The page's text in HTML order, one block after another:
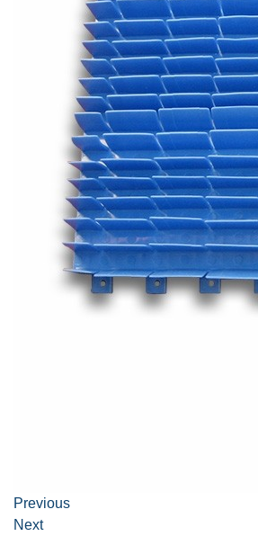
Previous
Next